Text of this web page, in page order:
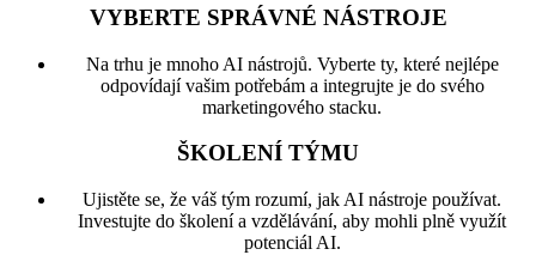
VYBERTE SPRÁVNÉ NÁSTROJE
Na trhu je mnoho AI nástrojů. Vyberte ty, které nejlépe
odpovídají vašim potřebám a integrujte je do svého
marketingového stacku.
ŠKOLENÍ TÝMU
Ujistěte se, že váš tým rozumí, jak AI nástroje používat.
Investujte do školení a vzdělávání, aby mohli plně využít
potenciál AI.